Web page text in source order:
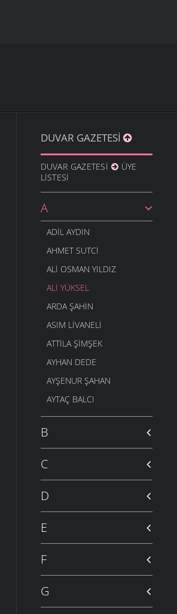
DUVAR GAZETESI
DUVAR GAZETESI
ÜYE
LISTESI
A
ADIL AYDIN
AHMET SUTCI
ALI OSMAN YILDIZ
ALI YÜKSEL
ARDA ŞAHIN
ASIM LIVANELI
ATTILA ŞIMŞEK
AYHAN DEDE
AYŞENUR ŞAHAN
AYTAÇ BALCI
B
C
D
E
F
G